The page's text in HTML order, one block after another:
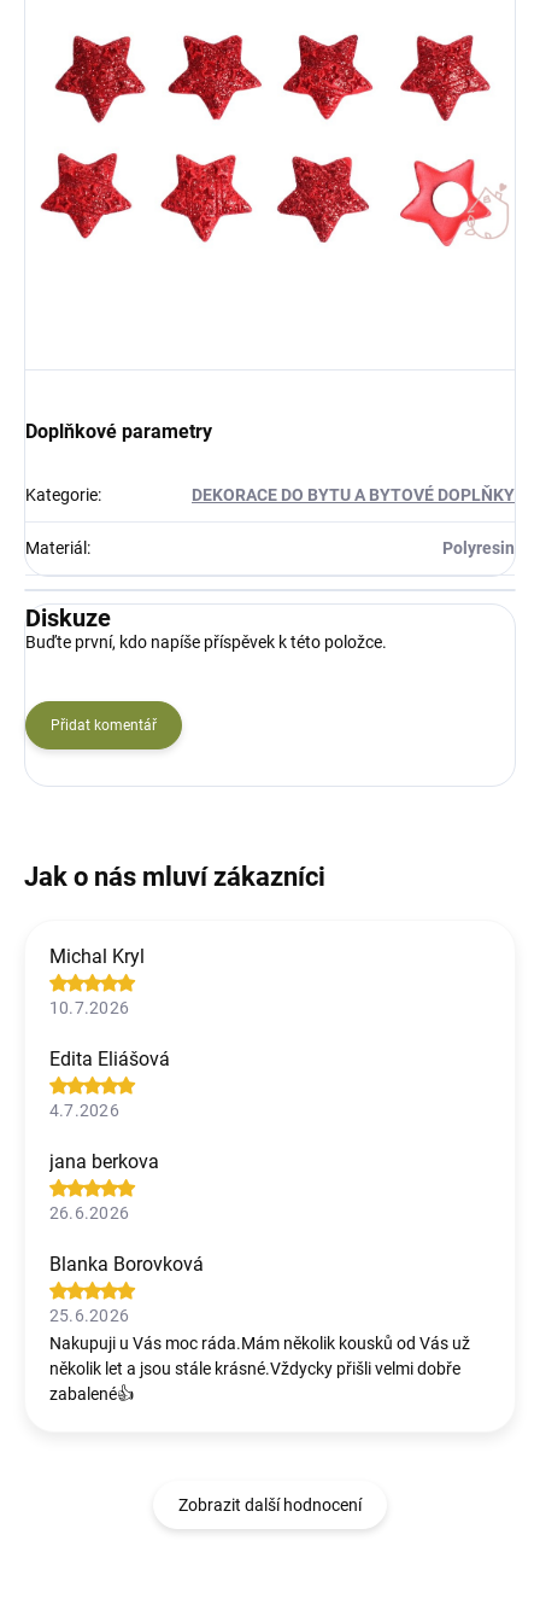
Doplňkové parametry
Kategorie: DEKORACE DO BYTU A BYTOVÉ DOPLŇKY
Materiál : Polyresin
Diskuze
Buďte první, kdo napíše příspěvek k této položce.
Přidat komentář
Michal Kryl
10.7.2026
Edita Eliášová
4.7.2026
jana berkova
26.6.2026
Blanka Borovková
25.6.2026
Nakupuji u Vás moc ráda.Mám několik kousků od Vás už
několik let a jsou stále krásné.Vždycky přišli velmi dobře
zabalené👍
Zobrazit další hodnocení